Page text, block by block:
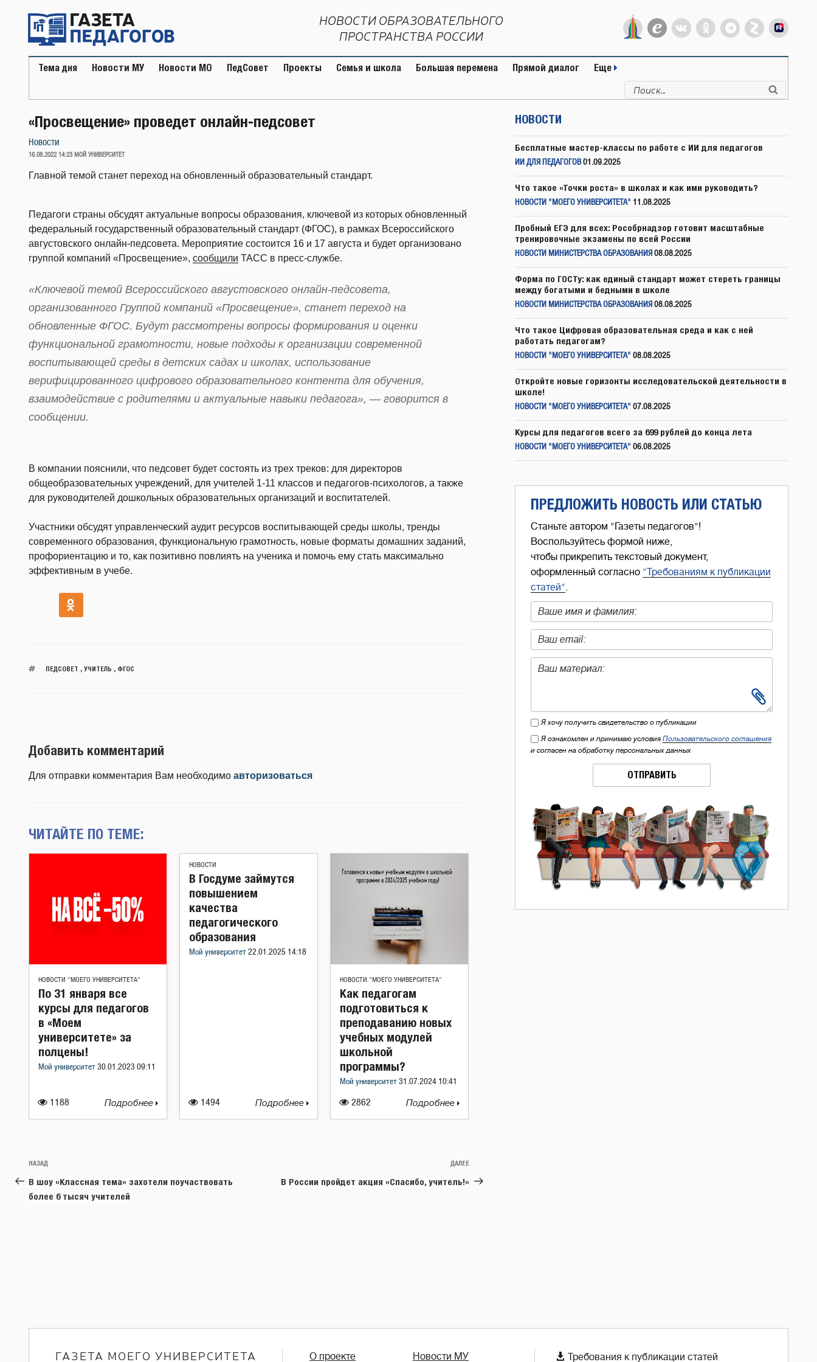
содержимому
НОВОСТИ ОБРАЗОВАТЕЛЬНОГО
ПРОСТРАНСТВА РОССИИ
Тема дня Новости МУ Новости МО ПедСовет Проекты Семья и школа Большая перемена Прямой диалог Еще
Искать:
«Просвещение» проведет онлайн-педсовет
Новости
ОПУБЛИКОВАНО
16.08.2022 14:23 МОЙ УНИВЕРСИТЕТ
Главной темой станет переход на обновленный образовательный стандарт.
Педагоги страны обсудят актуальные вопросы образования, ключевой из которых обновленный
федеральный государственный образовательный стандарт (ФГОС), в рамках Всероссийского
августовского онлайн-педсовета. Мероприятие состоится 16 и 17 августа и будет организовано
группой компаний «Просвещение», сообщили ТАСС в пресс-службе.
«Ключевой темой Всероссийского августовского онлайн-педсовета,
организованного Группой компаний «Просвещение», станет переход на
обновленные ФГОС. Будут рассмотрены вопросы формирования и оценки
функциональной грамотности, новые подходы к организации современной
воспитывающей среды в детских садах и школах, использование
верифицированного цифрового образовательного контента для обучения,
взаимодействие с родителями и актуальные навыки педагога», — говорится в
сообщении.
В компании пояснили, что педсовет будет состоять из трех треков: для директоров
общеобразовательных учреждений, для учителей 1-11 классов и педагогов-психологов, а также
для руководителей дошкольных образовательных организаций и воспитателей.
Участники обсудят управленческий аудит ресурсов воспитывающей среды школы, тренды
современного образования, функциональную грамотность, новые форматы домашних заданий,
профориентацию и то, как позитивно повлиять на ученика и помочь ему стать максимально
эффективным в учебе.
ПЕДСОВЕТ , УЧИТЕЛЬ , ФГОС
Добавить комментарий
Для отправки комментария Вам необходимо авторизоваться
ЧИТАЙТЕ ПО ТЕМЕ:
НОВОСТИ "МОЕГО УНИВЕРСИТЕТА"
1188
По 31 января все
курсы для педагогов
в «Моем
университете» за
полцены!
Мой университет 30.01.2023 09:11
Подробнее
НОВОСТИ
1494
В Госдуме займутся
повышением
качества
педагогического
образования
Мой университет 22.01.2025 14:18
Подробнее
НОВОСТИ "МОЕГО УНИВЕРСИТЕТА"
2862
Как педагогам
подготовиться к
преподаванию новых
учебных модулей
школьной
программы?
Мой университет 31.07.2024 10:41
Подробнее
Навигация
по
записям
Предыдущая
запись:
НАЗАД
В шоу «Классная тема» захотели поучаствовать
более 6 тысяч учителей
Следующая
запись
ДАЛЕЕ
В России пройдет акция «Спасибо, учитель!»
НОВОСТИ
Бесплатные мастер-классы по работе с ИИ для педагогов
ИИ ДЛЯ ПЕДАГОГОВ 01.09.2025
Что такое «Точки роста» в школах и как ими руководить?
НОВОСТИ "МОЕГО УНИВЕРСИТЕТА" 11.08.2025
Пробный ЕГЭ для всех: Рособрнадзор готовит масштабные
тренировочные экзамены по всей России
НОВОСТИ МИНИСТЕРСТВА ОБРАЗОВАНИЯ 08.08.2025
Форма по ГОСТу: как единый стандарт может стереть границы
между богатыми и бедными в школе
НОВОСТИ МИНИСТЕРСТВА ОБРАЗОВАНИЯ 08.08.2025
Что такое Цифровая образовательная среда и как с ней
работать педагогам?
НОВОСТИ "МОЕГО УНИВЕРСИТЕТА" 08.08.2025
Откройте новые горизонты исследовательской деятельности в
школе!
НОВОСТИ "МОЕГО УНИВЕРСИТЕТА" 07.08.2025
Курсы для педагогов всего за 699 рублей до конца лета
НОВОСТИ "МОЕГО УНИВЕРСИТЕТА" 06.08.2025
ПРЕДЛОЖИТЬ НОВОСТЬ ИЛИ СТАТЬЮ
Станьте автором "Газеты педагогов"!
Воспользуйтесь формой ниже,
чтобы прикрепить текстовый документ,
оформленный согласно "Требованиям к публикации
статей".
Я хочу получить свидетельство о публикации
Я ознакомлен и принимаю условия Пользовательского соглашения
и согласен на обработку персональных данных
ОТПРАВИТЬ
ГАЗЕТА МОЕГО УНИВЕРСИТЕТА О проекте Новости МУ  Требования к публикации статей